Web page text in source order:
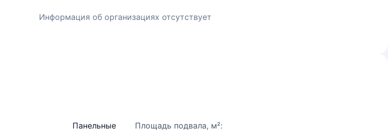
Информация об организациях отсутствует
Панельные Площадь подвала, м²: